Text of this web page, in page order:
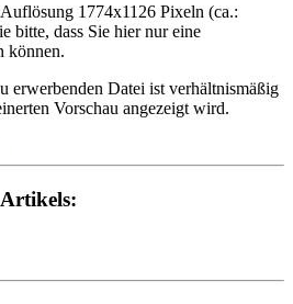
1774x1126 Pixeln (ca.:
bitte, dass Sie hier nur eine
können.
erwerbenden Datei ist verhältnismäßig
Vorschau angezeigt wird.